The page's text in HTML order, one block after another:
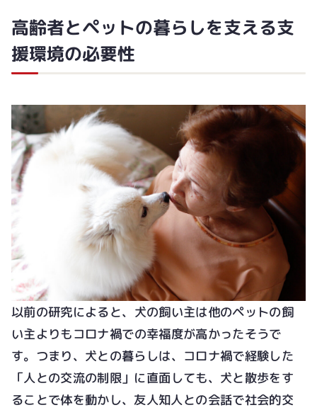
高齢者とペットの暮らしを支える支
援環境の必要性
以前の研究によると、犬の飼い主は他のペットの飼
い主よりもコロナ禍での幸福度が高かったそうで
す。つまり、犬との暮らしは、コロナ禍で経験した
「人との交流の制限」に直面しても、犬と散歩をす
ることで体を動かし、友人知人との会話で社会的交